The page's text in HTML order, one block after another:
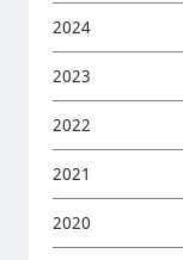
2024
2023
2022
2021
2020